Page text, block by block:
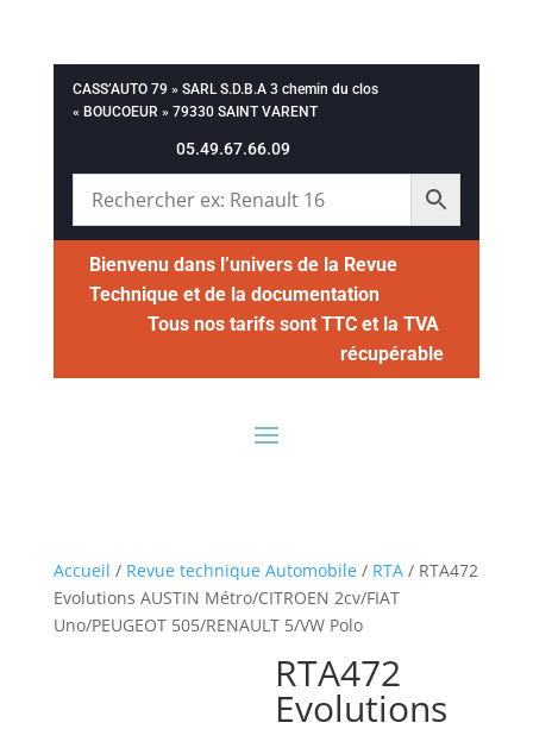
CASS’AUTO 79 » SARL S.D.B.A 3 chemin du clos
« BOUCOEUR » 79330 SAINT VARENT
05.49.67.66.09
Bienvenu dans l’univers de la Revue
Technique et de la documentation
Tous nos tarifs sont TTC et la TVA
récupérable
Accueil / Revue technique Automobile/ RTA/ RTA472
Evolutions AUSTIN Métro/CITROEN 2cv/FIAT
Uno/PEUGEOT 505/RENAULT 5/VW Polo
RTA472
Evolutions